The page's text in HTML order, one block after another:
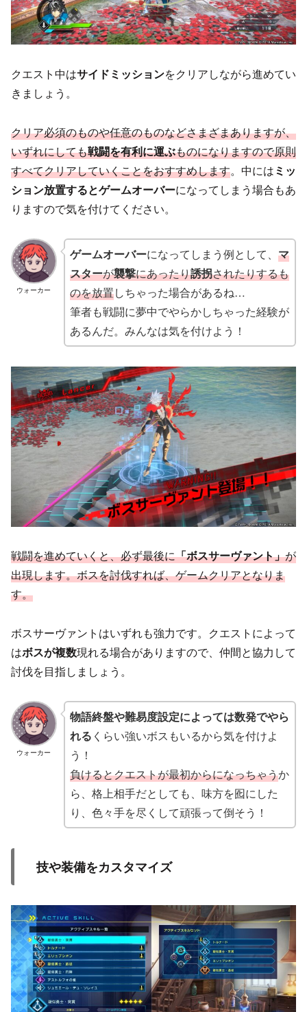
クエスト中はサイドミッションをクリアしながら進めてい
きましょう。
クリア必須のものや任意のものなどさまざまありますが、
いずれにしても戦闘を有利に運ぶものになりますので原則
すべてクリアしていくことをおすすめします。中にはミッ
ション放置するとゲームオーバーになってしまう場合もあ
りますので気を付けてください。
ウォーカー
ゲームオーバーになってしまう例として、 マ
スターが襲撃にあったり誘拐されたりするも
のを放置しちゃった場合があるね…
筆者も戦闘に夢中でやらかしちゃった経験が
あるんだ。みんなは気を付けよう！
戦闘を進めていくと、必ず最後に「ボスサーヴァント」が
出現します。ボスを討伐すれば、ゲームクリアとなりま
す。
ボスサーヴァントはいずれも強力です。クエストによって
はボスが複数現れる場合がありますので、仲間と協力して
討伐を目指しましょう。
ウォーカー
物語終盤や難易度設定によっては数発でやら
れる くらい強いボスもいるから気を付けよ
う！
負けるとクエストが最初からになっちゃうか
ら、格上相手だとしても、味方を囮にした
り、色々手を尽くして頑張って倒そう！
技や装備をカスタマイズ